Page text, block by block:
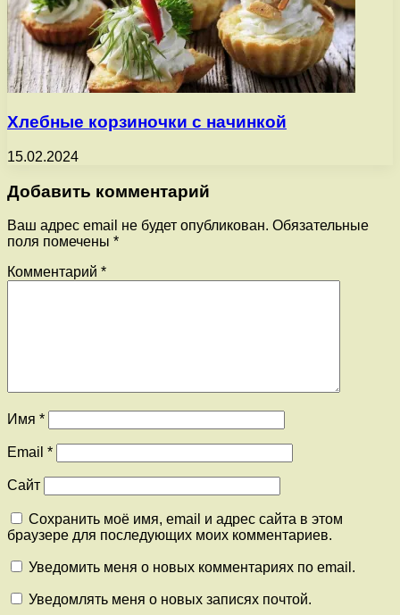
Хлебные корзиночки с начинкой
15.02.2024
Добавить комментарий
Ваш адрес email не будет опубликован. Обязательные
поля помечены *
Комментарий *
Имя *
Email *
Сайт
Сохранить моё имя, email и адрес сайта в этом
браузере для последующих моих комментариев.
Уведомить меня о новых комментариях по email.
Уведомлять меня о новых записях почтой.